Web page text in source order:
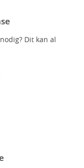
Dit kan al